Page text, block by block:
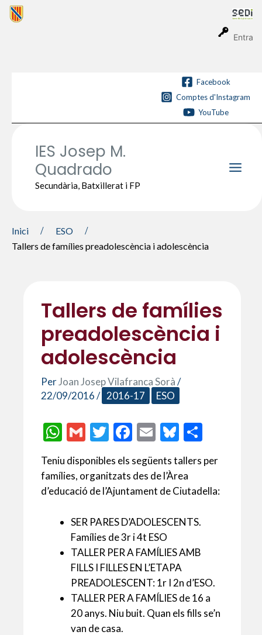
Entra
Vés
Facebook
Comptes d'Instagram
YouTube
IES Josep M.
Quadrado
Secundària, Batxillerat i FP
Inici
ESO
Tallers de famílies preadolescència i adolescència
Tallers de famílies
preadolescència i
adolescència
PerJoan Josep Vilafranca Sorà/
22/09/2016/ 2016-17 ESO
W
at
s
p
p
G
ai
l
T
itt
er
F
e
b
o
k
E
ai
l
Bl
es
ky
m
p
Teniu disponibles els següents tallers per
famílies, organitzats des de l’Àrea
d’educació de l’Ajuntament de Ciutadella:
SER PARES D’ADOLESCENTS.
Famílies de 3r i 4t ESO
TALLER PER A FAMÍLIES AMB
FILLS I FILLES EN L’ETAPA
PREADOLESCENT: 1r I 2n d’ESO.
TALLER PER A FAMÍLIES de 16 a
20 anys. Niu buit. Quan els fills se’n
van de casa.